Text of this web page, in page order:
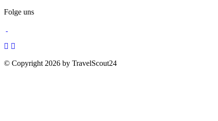
Folge uns
© Copyright 2026 by TravelScout24